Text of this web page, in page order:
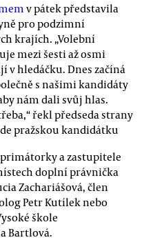
v pátek představila
pro podzimní
krajích. „Volební
mezi šesti až osmi
v hledáčku. Dnes začíná
s našimi kandidáty
nám dali svůj hlas.
řekl předseda strany
pražskou kandidátku
a zastupitele
doplní právnička
Zachariášová, člen
Petr Kutílek nebo
škole
Bartlová.